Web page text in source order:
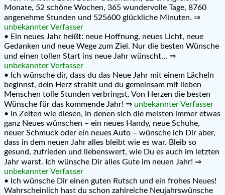
Monate, 52 schöne Wochen, 365 wundervolle Tage, 8760
angenehme Stunden und 525600 glückliche Minuten. ⇒
unbekannter Verfasser
• Ein neues Jahr heißt: neue Hoffnung, neues Licht, neue
Gedanken und neue Wege zum Ziel. Nur die besten Wünsche
und einen tollen Start ins neue Jahr wünscht… ⇒
unbekannter Verfasser
• Ich wünsche dir, dass du das Neue Jahr mit einem Lächeln
beginnst, dein Herz strahlt und du gemeinsam mit lieben
Menschen tolle Stunden verbringst. Von Herzen die besten
Wünsche für das kommende Jahr! ⇒ unbekannter Verfasser
• In Zeiten wie diesen, in denen sich die meisten immer etwas
ganz Neues wünschen – ein neues Handy, neue Schuhe,
neuer Schmuck oder ein neues Auto – wünsche ich Dir aber,
dass in dem neuen Jahr alles bleibt wie es war. Bleib so
gesund, zufrieden und liebenswert, wie Du es auch im letzten
Jahr warst. Ich wünsche Dir alles Gute im neuen Jahr! ⇒
unbekannter Verfasser
• Ich wünsche Dir einen guten Rutsch und ein frohes Neues!
Wahrscheinlich hast du schon zahlreiche Neujahrswünsche